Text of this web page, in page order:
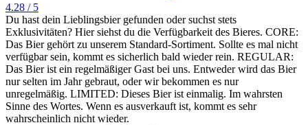
4.28 / 5
Du hast dein Lieblingsbier gefunden oder suchst stets
Exklusivitäten? Hier siehst du die Verfügbarkeit des Bieres. CORE:
Das Bier gehört zu unserem Standard-Sortiment. Sollte es mal nicht
verfügbar sein, kommt es sicherlich bald wieder rein. REGULAR:
Das Bier ist ein regelmäßiger Gast bei uns. Entweder wird das Bier
nur selten im Jahr gebraut, oder wir bekommen es nur
unregelmäßig. LIMITED: Dieses Bier ist einmalig. Im wahrsten
Sinne des Wortes. Wenn es ausverkauft ist, kommt es sehr
wahrscheinlich nicht wieder.